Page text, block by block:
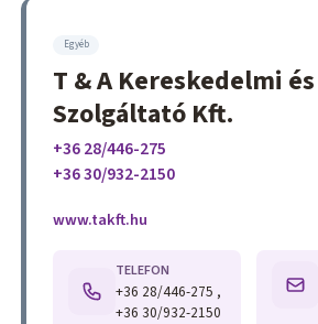
Egyéb
T & A Kereskedelmi és
Szolgáltató Kft.
+36 28/446-275
+36 30/932-2150
www.takft.hu
TELEFON
+36 28/446-275 ,
+36 30/932-2150